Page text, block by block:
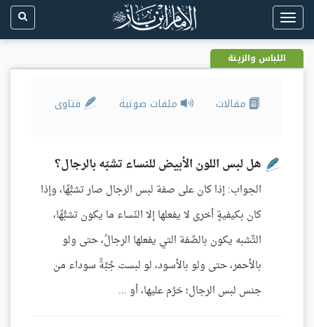
Toggle
navigation
اللباس والزينة
مقالات ملفات صوتية فتاوى
هل لبس اللون الأبيض للنساء تشبّه بالرجال؟
الجواب: إذا كان على صفة لبس الرجال صار تشبُّهًا، وإذا
كان بكيفيةٍ أخرى لا يفعلها إلا النّساء ما يكون تشبُّهًا،
التَّشبه يكون بالصِّفة التي يفعلها الرجالُ، حتى ولو
بالأحمر، حتى ولو بالأسود، لو لبست جُبَّةً سوداء من
جنس لبس الرجال؛ حَرُم عليها، أو ...